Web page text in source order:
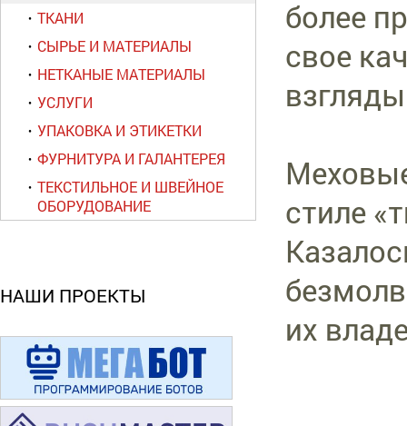
ТКАНИ
СЫРЬЕ И МАТЕРИАЛЫ
НЕТКАНЫЕ МАТЕРИАЛЫ
УСЛУГИ
УПАКОВКА И ЭТИКЕТКИ
ФУРНИТУРА И ГАЛАНТЕРЕЯ
ТЕКСТИЛЬНОЕ И ШВЕЙНОЕ
ОБОРУДОВАНИЕ
НАШИ ПРОЕКТЫ
более
свое
стиле
их